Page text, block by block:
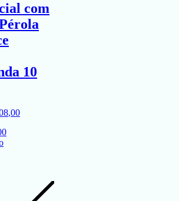
com
10
,00